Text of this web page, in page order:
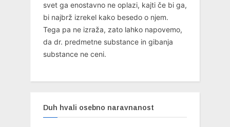
svet ga enostavno ne oplazi, kajti če bi ga,
bi najbrž izrekel kako besedo o njem.
Tega pa ne izraža, zato lahko napovemo,
da dr. predmetne substance in gibanja
substance ne ceni.
Duh hvali osebno naravnanost